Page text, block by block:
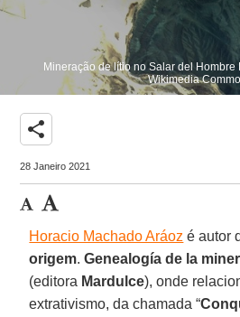
Mineração de lítio no Salar del Hombre
Wikimedia
share
28 Janeiro 2021
Horacio Machado Aráoz é autor
origem.Genealogía de la
(editora Mardulce), onde
extrativismo, da chamada “